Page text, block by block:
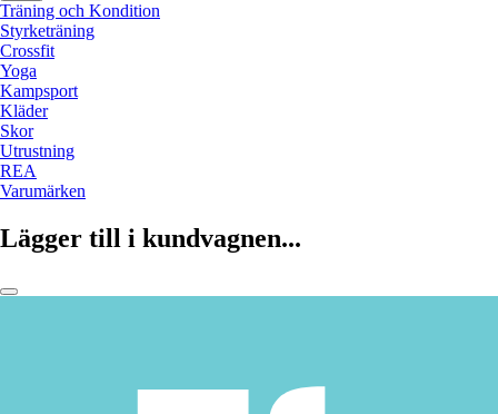
Träning och Kondition
Styrketräning
Crossfit
Yoga
Kampsport
Kläder
Skor
Utrustning
REA
Varumärken
Lägger till i kundvagnen...